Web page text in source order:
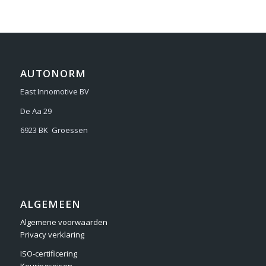
AUTONORM
East Innomotive BV
De Aa 29
6923 BK Groessen
ALGEMEEN
Algemene voorwaarden
Privacy verklaring
ISO-certificering